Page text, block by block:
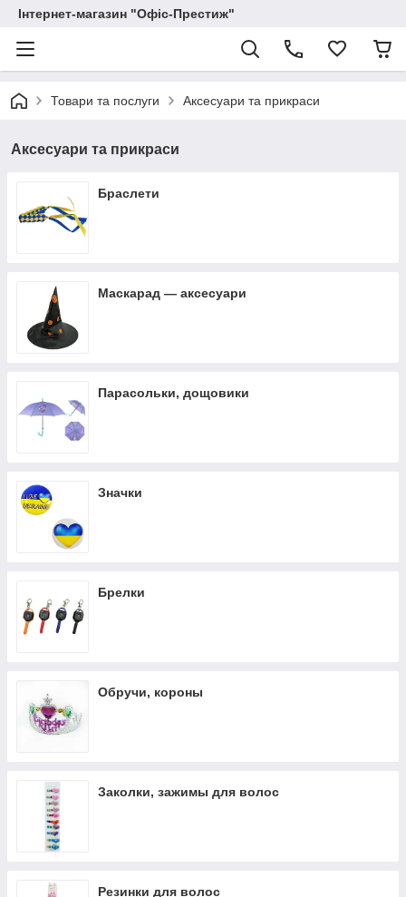
Інтернет-магазин "Офіс-Престиж"
Товари та послуги Аксесуари та прикраси
Аксесуари та прикраси
Браслети
Маскарад — аксесуари
Парасольки, дощовики
Значки
Брелки
Обручи, короны
Заколки, зажимы для волос
Резинки для волос